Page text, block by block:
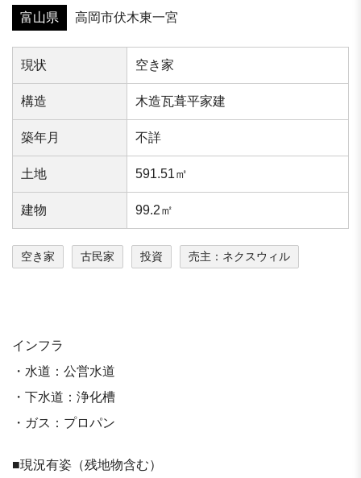
富山県 高岡市伏木東一宮
現状 空き家
構造 木造瓦葺平家建
築年⽉ 不詳
⼟地 591.51㎡
建物 99.2㎡
空き家 古民家 投資 売主：ネクスウィル
インフラ
・水道：公営水道
・下水道：浄化槽
・ガス：プロパン
■現況有姿（残地物含む）